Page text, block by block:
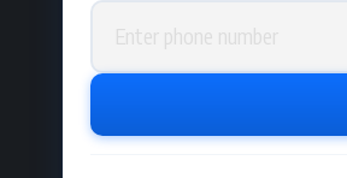
Phone number